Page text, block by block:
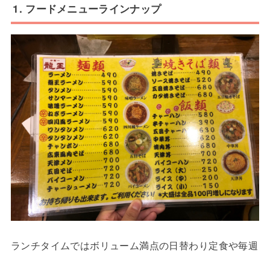
1. フードメニューラインナップ
ランチタイムではボリューム満点の日替わり定食や毎週